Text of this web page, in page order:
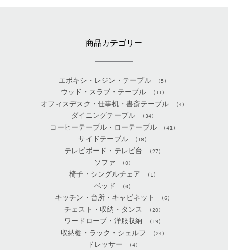
商品カテゴリー
エポキシ・レジン・テーブル (5)
ウッド・スラブ・テーブル (11)
オフィスデスク・仕事机・書斎テーブル (4)
ダイニングテーブル (34)
コーヒーテーブル・ローテーブル (41)
サイドテーブル (18)
テレビボード・テレビ台 (27)
ソファ (0)
椅子・シングルチェア (1)
ベッド (0)
キッチン・台所・キャビネット (6)
チェスト・収納・タンス (20)
ワードローブ・洋服収納 (19)
収納棚・ラック・シェルフ (24)
ドレッサー (4)